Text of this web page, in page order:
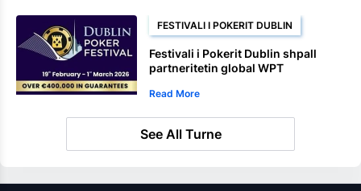
FESTIVALI I POKERIT DUBLIN
Festivali i Pokerit Dublin shpall
partneritetin global WPT
Read More
See All Turne